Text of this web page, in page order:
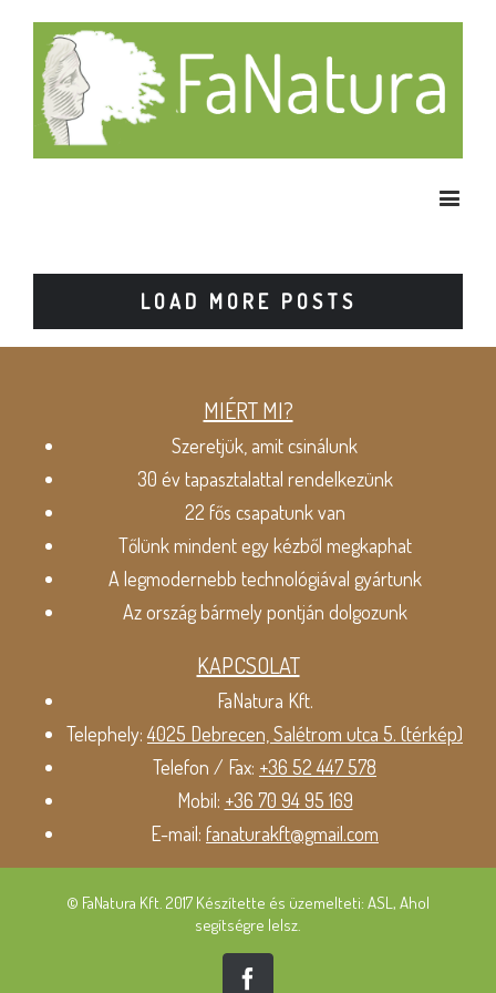
LOAD MORE POSTS
MIÉRT MI?
Szeretjük, amit csinálunk
30 év tapasztalattal rendelkezünk
22 fős csapatunk van
Tőlünk mindent egy kézből megkaphat
A legmodernebb technológiával gyártunk
Az ország bármely pontján dolgozunk
KAPCSOLAT
FaNatura Kft.
Telephely:4025 Debrecen, Salétrom utca 5. (térkép)
Telefon / Fax: +36 52 447 578
Mobil: +36 70 94 95 169
E-mail: fanaturakft@gmail.com
© FaNatura Kft. 2017 Készítette és üzemelteti: ASL, Ahol
segítségre lelsz.